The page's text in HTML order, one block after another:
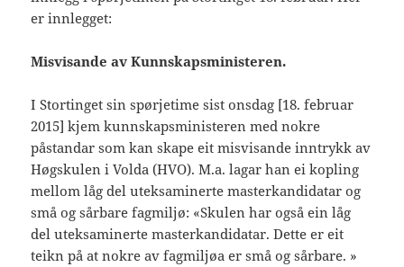
er innlegget:
Misvisande av Kunnskapsministeren.
I Stortinget sin spørjetime sist onsdag [18. februar
2015] kjem kunnskapsministeren med nokre
påstandar som kan skape eit misvisande inntrykk av
Høgskulen i Volda (HVO). M.a. lagar han ei kopling
mellom låg del uteksaminerte masterkandidatar og
små og sårbare fagmiljø: «Skulen har også ein låg
del uteksaminerte masterkandidatar. Dette er eit
teikn på at nokre av fagmiljøa er små og sårbare. »